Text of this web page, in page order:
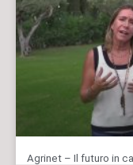
Agrinet – Il futuro in